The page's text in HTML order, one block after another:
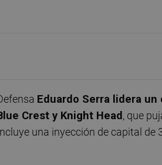
Eduardo Serra lidera
Crest y Knight Head, que
una inyección de capital de